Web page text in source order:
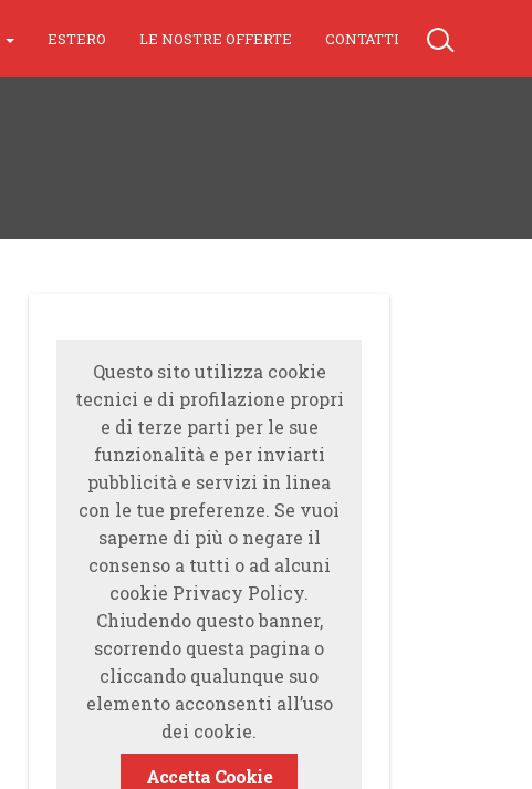
ESTERO LE NOSTRE OFFERTE CONTATTI
Questo sito utilizza cookie
tecnici e di profilazione propri
e di terze parti per le sue
funzionalità e per inviarti
pubblicità e servizi in linea
con le tue preferenze. Se vuoi
saperne di più o negare il
consenso a tutti o ad alcuni
cookie Privacy Policy.
Chiudendo questo banner,
scorrendo questa pagina o
cliccando qualunque suo
elemento acconsenti all’uso
dei cookie.
Accetta Cookie